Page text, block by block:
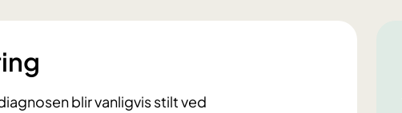
blir vanligvis stilt ved